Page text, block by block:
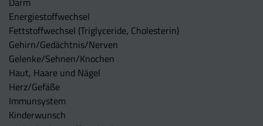
Energiestoffwechsel
Fettstoffwechsel (Triglyceride, Cholesterin)
Gehirn/Gedächtnis/Nerven
Gelenke/Sehnen/Knochen
Haut, Haare und Nägel
Herz/Gefäße
Immunsystem
Kinderwunsch